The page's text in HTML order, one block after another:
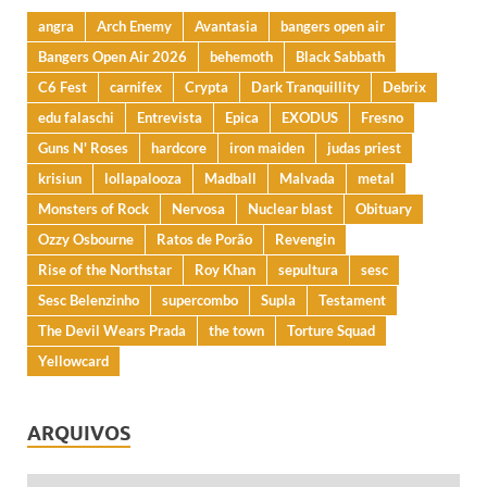
angra Arch Enemy Avantasia
bangers open air
Bangers Open Air 2026
behemoth
Black Sabbath
C6 Fest
carnifex Crypta Dark Tranquillity
Debrix
edu falaschi
Entrevista Epica EXODUS
Fresno
Guns N' Roses
hardcore iron maiden
judas priest
krisiun
lollapalooza Madball Malvada
metal
Monsters of Rock
Nervosa Nuclear blast
Obituary
Ozzy Osbourne
Ratos de Porão
Revengin
Rise of the Northstar
Roy Khan sepultura
sesc
Sesc Belenzinho
supercombo Supla
Testament
The Devil Wears Prada
the town
Torture Squad
Yellowcard
ARQUIVOS